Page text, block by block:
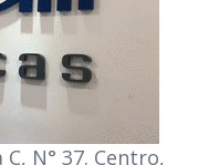
N° 37. Centro,